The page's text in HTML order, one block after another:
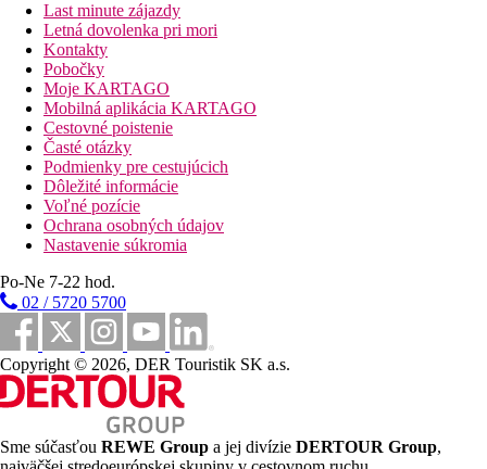
Last minute zájazdy
Letná dovolenka pri mori
Kontakty
Pobočky
Moje KARTAGO
Mobilná aplikácia KARTAGO
Cestovné poistenie
Časté otázky
Podmienky pre cestujúcich
Dôležité informácie
Voľné pozície
Ochrana osobných údajov
Nastavenie súkromia
Po-Ne 7-22 hod.
02 / 5720 5700
Copyright © 2026, DER Touristik SK a.s.
Sme súčasťou REWE Group a jej divízie DERTOUR Group,